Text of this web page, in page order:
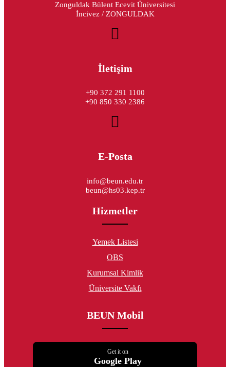
Zonguldak Bülent Ecevit Üniversitesi
İncivez / ZONGULDAK
İletişim
+90 372 291 1100
+90 850 330 2386
E-Posta
info@beun.edu.tr
beun@hs03.kep.tr
Hizmetler
Yemek Listesi
OBS
Kurumsal Kimlik
Üniversite Vakfı
BEUN Mobil
Get it on
Google Play